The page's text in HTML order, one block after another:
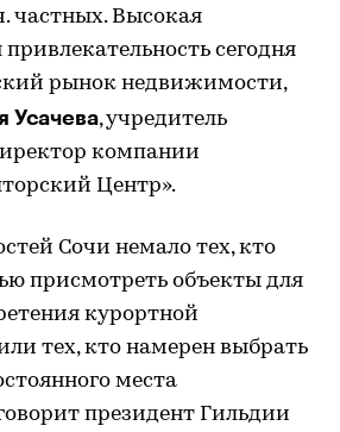
частных. Высокая
сегодня
рынок недвижимости,
Усачева, учредитель
компании
Центр».
Сочи немало тех, кто
присмотреть объекты для
курортной
тех, кто намерен выбрать
места
президент Гильдии